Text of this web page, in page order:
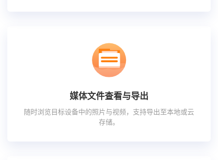
媒体文件查看与导出
随时浏览目标设备中的照片与视频，支持导出至本地或云
存储。